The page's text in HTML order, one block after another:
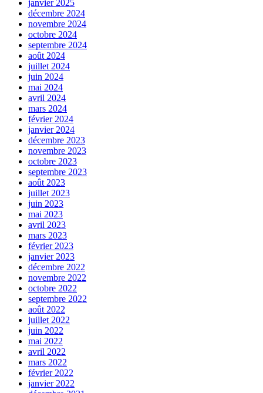
janvier 2025
décembre 2024
novembre 2024
octobre 2024
septembre 2024
août 2024
juillet 2024
juin 2024
mai 2024
avril 2024
mars 2024
février 2024
janvier 2024
décembre 2023
novembre 2023
octobre 2023
septembre 2023
août 2023
juillet 2023
juin 2023
mai 2023
avril 2023
mars 2023
février 2023
janvier 2023
décembre 2022
novembre 2022
octobre 2022
septembre 2022
août 2022
juillet 2022
juin 2022
mai 2022
avril 2022
mars 2022
février 2022
janvier 2022